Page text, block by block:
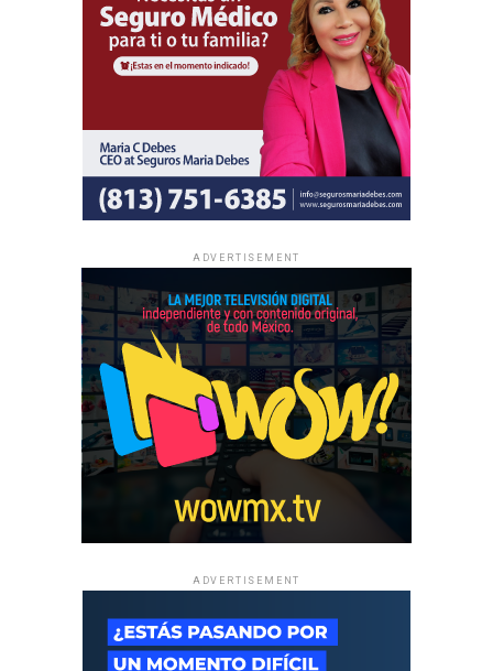
NO TE PIERDAS
Shakira será la voz oficial de la canción de la Copa
América 2024
Enfoque Now
Enfoque Now es una plataforma digital dedicada a conectar e
que suceden a nivel local e internacional.
ADVERTISEMENT
ADVERTISEMENT